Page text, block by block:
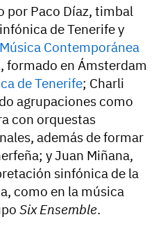
por Paco Díaz, timbal
de Tenerife y
Contemporánea
formado en Ámsterdam
de Tenerife; Charli
agrupaciones como
con orquestas
además de formar
y Juan Miñana,
sinfónica de la
como en la música
Six Ensemble.